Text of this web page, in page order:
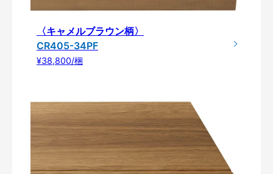
〈キャメルブラウン柄〉
CR405-34PF
¥38,800/梱